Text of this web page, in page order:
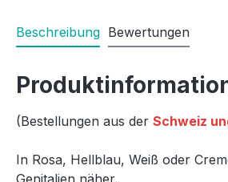
Beschreibung Bewertungen
(Bestellungen aus der Schweiz
In Rosa, Hellblau, Weiß oder
Genitalien näher.